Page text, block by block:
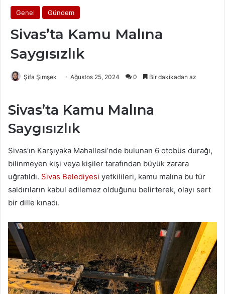
Genel Gündem
Sivas’ta Kamu Malına
Saygısızlık
Şifa Şimşek Ağustos 25, 2024 0 Bir dakikadan az
Sivas’ta Kamu Malına
Saygısızlık
Sivas’ın Karşıyaka Mahallesi’nde bulunan 6 otobüs durağı,
bilinmeyen kişi veya kişiler tarafından büyük zarara
uğratıldı. Sivas Belediyesi yetkilileri, kamu malına bu tür
saldırıların kabul edilemez olduğunu belirterek, olayı sert
bir dille kınadı.